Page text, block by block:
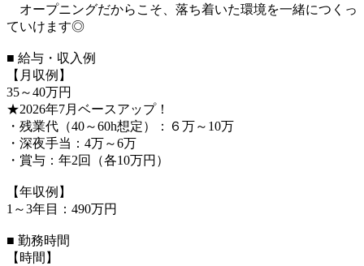
オープニングだからこそ、落ち着いた環境を一緒につくっ
ていけます◎
■ 給与・収入例
【月収例】
35～40万円
★2026年7月ベースアップ！
・残業代（40～60h想定）：６万～10万
・深夜手当：4万～6万
・賞与：年2回（各10万円）
【年収例】
1～3年目：490万円
■ 勤務時間
【時間】